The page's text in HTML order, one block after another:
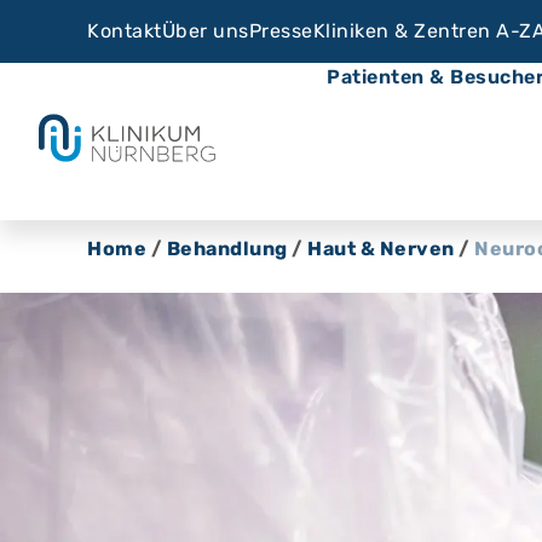
KontaktÜber unsPresseKliniken & Zentren A-Z
Patienten &
Home / Behandlung / Haut & Nerven /